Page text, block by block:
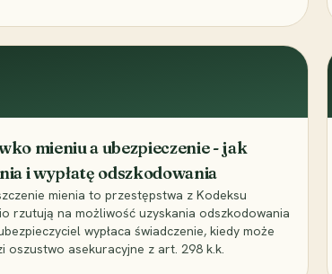
mieniu a ubezpieczenie - jak
i wypłatę odszkodowania
mienia to przestępstwa z Kodeksu
rzutują na możliwość uzyskania odszkodowania
wypłaca świadczenie, kiedy może
oszustwo asekuracyjne z art. 298 k.k.